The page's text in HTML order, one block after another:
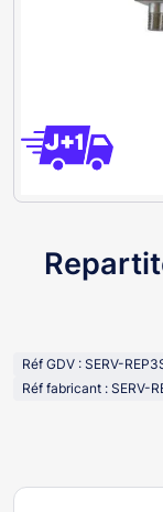
Réf GDV : SERV-
Réf fabricant : SERV-